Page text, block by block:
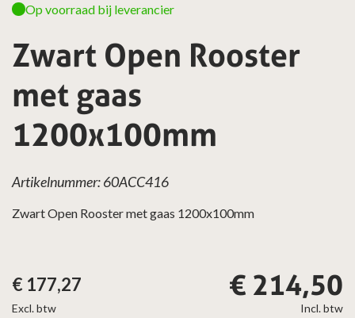
Zwart Open Rooster
met gaas
1200x100mm
Op voorraad bij leverancier
Incl. btw
€ 214,50
Excl. btw
€ 177,27
Artikelnummer: 60ACC416
Zwart Open Rooster met gaas 1200x100mm